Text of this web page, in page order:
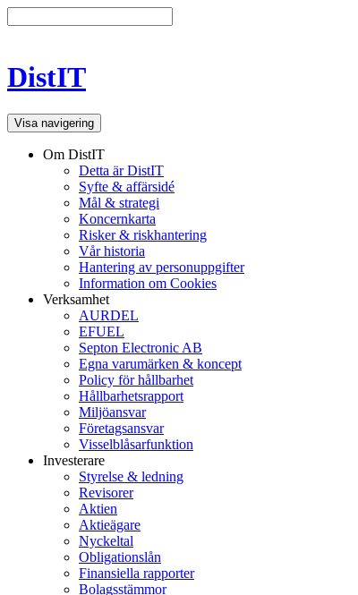
DistIT
Visa navigering
Om DistIT
Detta är DistIT
Syfte & affärsidé
Mål & strategi
Koncernkarta
Risker & riskhantering
Vår historia
Hantering av personuppgifter
Information om Cookies
Verksamhet
AURDEL
EFUEL
Septon Electronic AB
Egna varumärken & koncept
Policy för hållbarhet
Hållbarhetsrapport
Miljöansvar
Företagsansvar
Visselblåsarfunktion
Investerare
Styrelse & ledning
Revisorer
Aktien
Aktieägare
Nyckeltal
Obligationslån
Finansiella rapporter
Bolagsstämmor